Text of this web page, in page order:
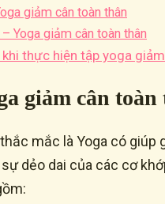
giảm cân toàn thân
Yoga giảm cân toàn thân
thực hiện tập yoga
giảm cân
mắc là Yoga có giúp
dẻo dai của các cơ